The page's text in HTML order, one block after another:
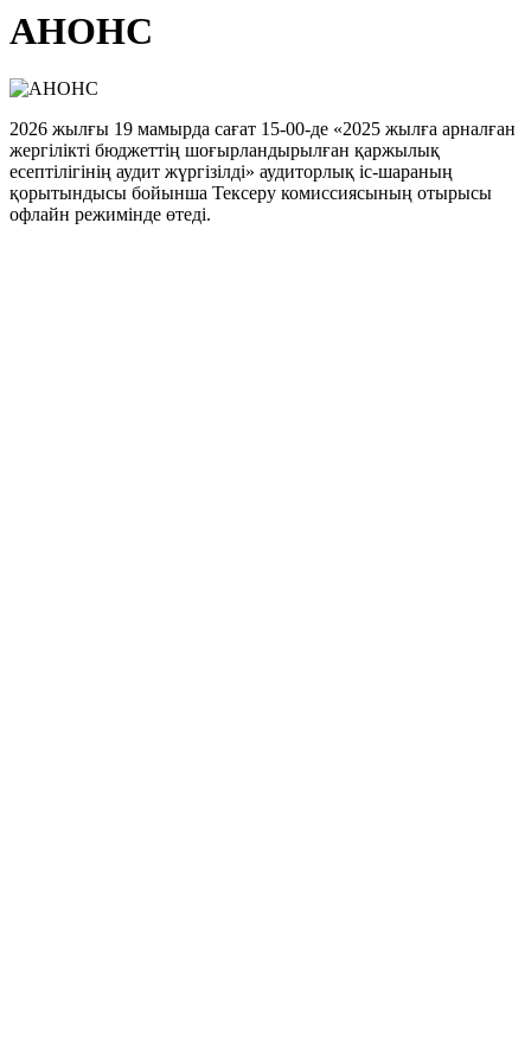
АНОНС
2026 жылғы 19 мамырда сағат 15-00-де «2025 жылға арналған
жергілікті бюджеттің шоғырландырылған қаржылық
есептілігінің аудит жүргізілді» аудиторлық іс-шараның
қорытындыcы бойынша Тексеру комиссиясының отырысы
офлайн режимінде өтеді.